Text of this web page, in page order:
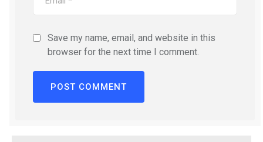
Save my name, email, and website in this
browser for the next time I comment.